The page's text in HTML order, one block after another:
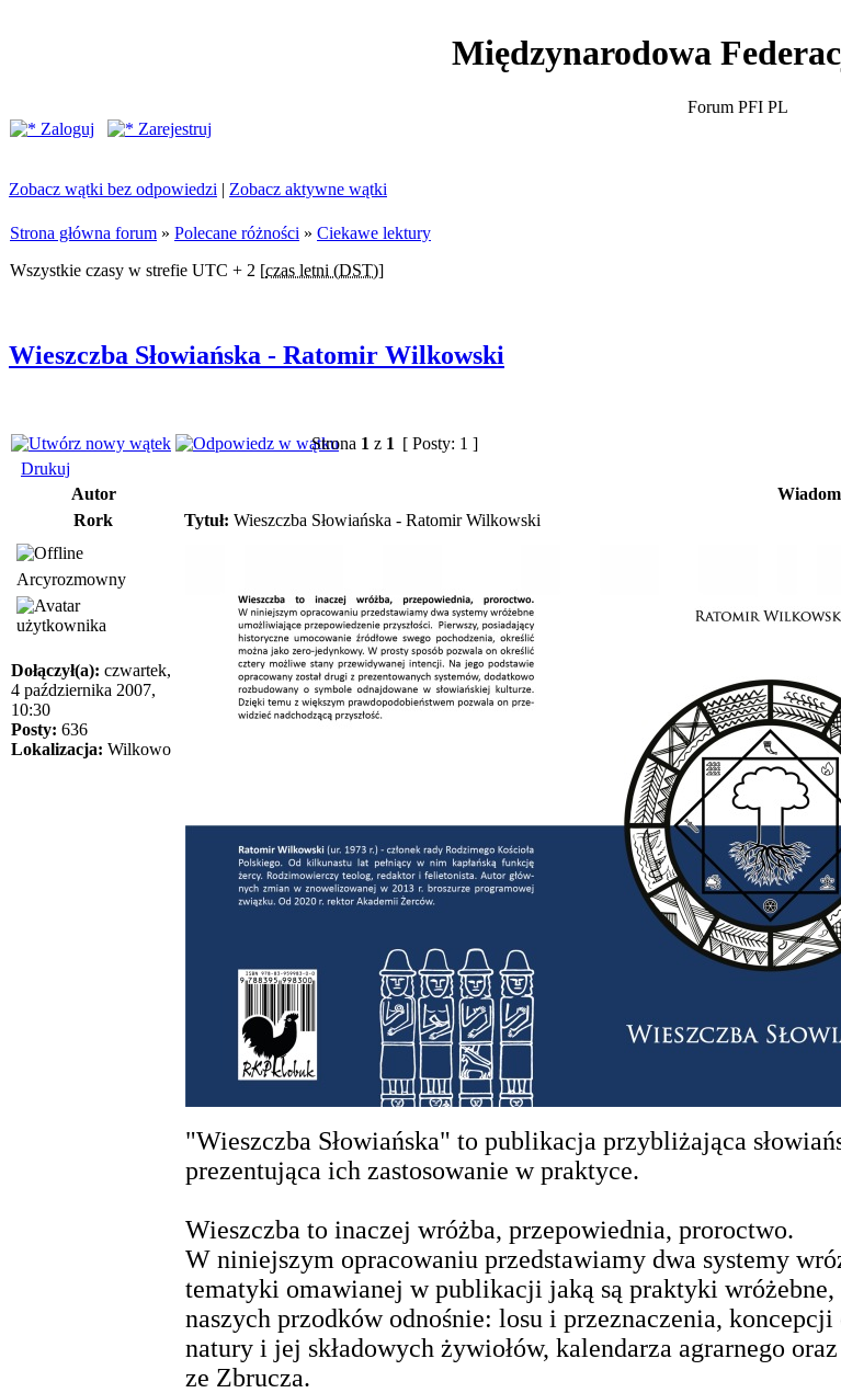
Międzynarodowa
Forum PFI PL
Zaloguj
Zarejestruj
Zobacz wątki bez odpowiedzi | Zobacz aktywne wątki
Strona główna forum » Polecane różności » Ciekawe lektury
Wszystkie czasy w strefie UTC + 2 [czas letni (DST)]
Wieszczba Słowiańska - Ratomir Wilkowski
Strona 1 z 1 [ Posty: 1 ]
Drukuj
Autor
Rork
Tytuł: Wieszczba Słowiańska - Ratomir Wilkowski
Arcyrozmowny
Dołączył(a): czwartek,
4 października 2007,
10:30
Posty: 636
Lokalizacja: Wilkowo
"Wieszczba Słowiańska" to publikacja przybliżająca
prezentująca ich zastosowanie w praktyce.
Wieszczba to inaczej wróżba, przepowiednia, proroctwo.
W niniejszym opracowaniu przedstawiamy dwa systemy
tematyki omawianej w publikacji jaką są praktyki
naszych przodków odnośnie: losu i przeznaczenia,
natury i jej składowych żywiołów, kalendarza agrarnego
ze Zbrucza.